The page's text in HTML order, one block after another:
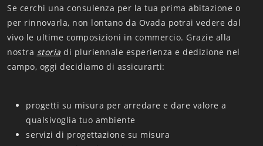
Se cerchi una consulenza per la tua prima abitazione o
per rinnovarla, non lontano da Ovada potrai vedere dal
vivo le ultime composizioni in commercio. Grazie alla
nostra storia di pluriennale esperienza e dedizione nel
campo, oggi decidiamo di assicurarti:
progetti su misura per arredare e dare valore a
qualsivoglia tuo ambiente
servizi di progettazione su misura